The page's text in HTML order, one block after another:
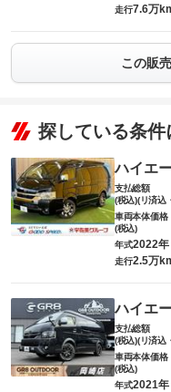
走行7.6万
この販
探している条件
ハイエ
支払総額
(税込)(リ済込
車両本体価格
(税込)
年式2022年
走行2.5万
ハイエ
支払総額
(税込)(リ済込
車両本体価格
(税込)
年式2021年